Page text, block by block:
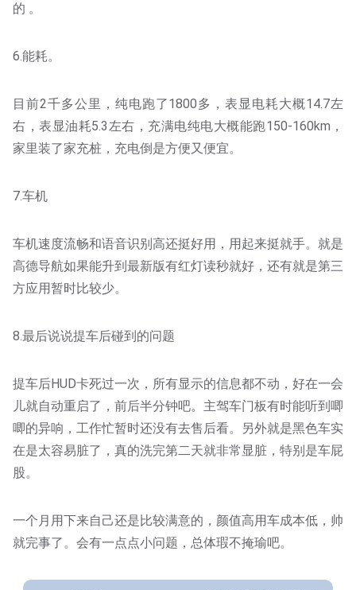
的 。
6.能耗。
目前2千多公里，纯电跑了1800多，表显电耗大概14.7左
右，表显油耗5.3左右，充满电纯电大概能跑150-160km，
家里装了家充桩，充电倒是方便又便宜。
7.车机
车机速度流畅和语音识别高还挺好用，用起来挺就手。就是
高德导航如果能升到最新版有红灯读秒就好，还有就是第三
方应用暂时比较少。
8.最后说说提车后碰到的问题
提车后HUD卡死过一次，所有显示的信息都不动，好在一会
儿就自动重启了，前后半分钟吧。主驾车门板有时能听到唧
唧的异响，工作忙暂时还没有去售后看。另外就是黑色车实
在是太容易脏了，真的洗完第二天就非常显脏，特别是车屁
股。
一个月用下来自己还是比较满意的，颜值高用车成本低，帅
就完事了。会有一点点小问题，总体瑕不掩瑜吧。